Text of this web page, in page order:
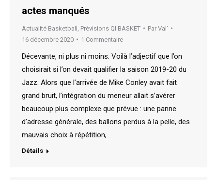
actes manqués
Actualité Basketball Prévisions QI BASKET Par Val'
16 décembre 2020
1 Commentaire
Décevante, ni plus ni moins. Voilà l’adjectif que l’on
choisirait si l’on devait qualifier la saison 2019-20 du
Jazz. Alors que l’arrivée de Mike Conley avait fait
grand bruit, l’intégration du meneur allait s’avérer
beaucoup plus complexe que prévue : une panne
d’adresse générale, des ballons perdus à la pelle, des
mauvais choix à répétition,…
Détails